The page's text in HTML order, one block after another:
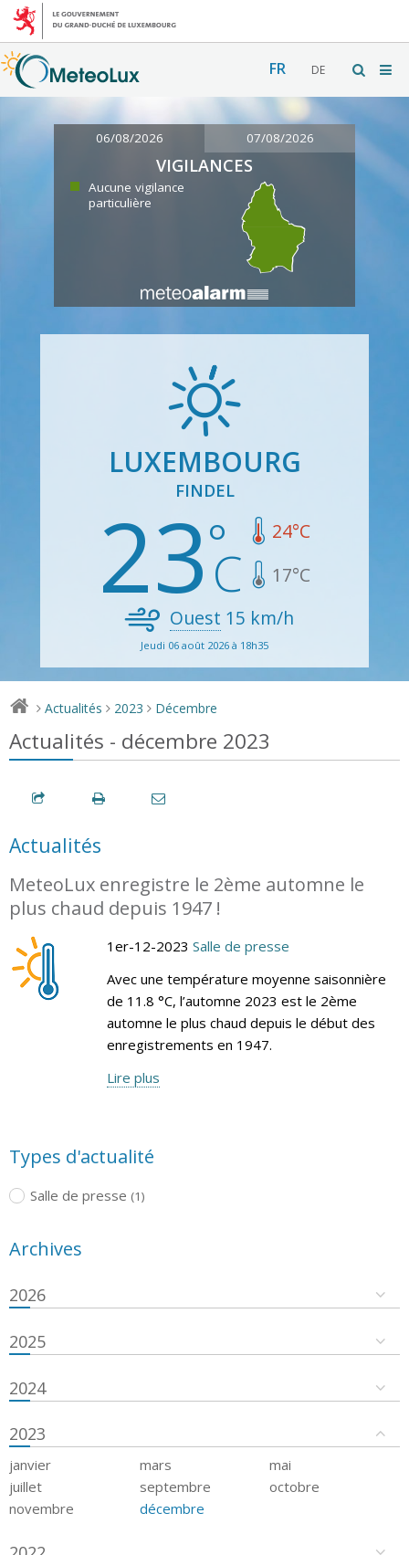
FR DE
06/08/2026 07/08/2026
VIGILANCES
Aucune vigilance
particulière
LUXEMBOURG
FINDEL
23 24°C
17°C
Ouest 15 km/h
Jeudi 06 août 2026 à 18h35
> Actualités > 2023 > Décembre
Actualités - décembre 2023
Actualités
MeteoLux enregistre le 2ème automne le
plus chaud depuis 1947 !
1er-12-2023 Salle de presse
Avec une température moyenne saisonnière
de 11.8 °C, l’automne 2023 est le 2ème
automne le plus chaud depuis le début des
enregistrements en 1947.
Lire plus
Types d'actualité
Salle de presse (1)
Archives
2026
2025
2024
2023
janvier mars
mai
juillet
septembre
octobre
novembre
décembre